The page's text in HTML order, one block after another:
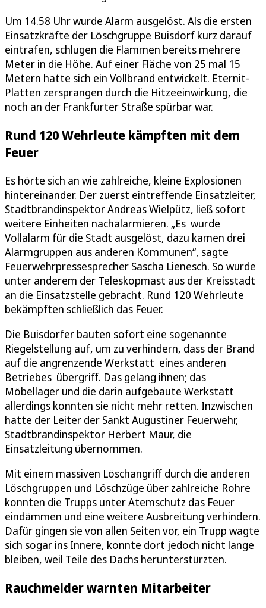
Um 14.58 Uhr wurde Alarm ausgelöst. Als die ersten
Einsatzkräfte der Löschgruppe Buisdorf kurz darauf
eintrafen, schlugen die Flammen bereits mehrere
Meter in die Höhe. Auf einer Fläche von 25 mal 15
Metern hatte sich ein Vollbrand entwickelt. Eternit-
Platten zersprangen durch die Hitzeeinwirkung, die
noch an der Frankfurter Straße spürbar war.
Rund 120 Wehrleute kämpften mit dem
Feuer
Es hörte sich an wie zahlreiche, kleine Explosionen
hintereinander. Der zuerst eintreffende Einsatzleiter,
Stadtbrandinspektor Andreas Wielpütz, ließ sofort
weitere Einheiten nachalarmieren. „Es wurde
Vollalarm für die Stadt ausgelöst, dazu kamen drei
Alarmgruppen aus anderen Kommunen“, sagte
Feuerwehrpressesprecher Sascha Lienesch. So wurde
unter anderem der Teleskopmast aus der Kreisstadt
an die Einsatzstelle gebracht. Rund 120 Wehrleute
bekämpften schließlich das Feuer.
Die Buisdorfer bauten sofort eine sogenannte
Riegelstellung auf, um zu verhindern, dass der Brand
auf die angrenzende Werkstatt eines anderen
Betriebes übergriff. Das gelang ihnen; das
Möbellager und die darin aufgebaute Werkstatt
allerdings konnten sie nicht mehr retten. Inzwischen
hatte der Leiter der Sankt Augustiner Feuerwehr,
Stadtbrandinspektor Herbert Maur, die
Einsatzleitung übernommen.
Mit einem massiven Löschangriff durch die anderen
Löschgruppen und Löschzüge über zahlreiche Rohre
konnten die Trupps unter Atemschutz das Feuer
eindämmen und eine weitere Ausbreitung verhindern.
Dafür gingen sie von allen Seiten vor, ein Trupp wagte
sich sogar ins Innere, konnte dort jedoch nicht lange
bleiben, weil Teile des Dachs herunterstürzten.
Rauchmelder warnten Mitarbeiter